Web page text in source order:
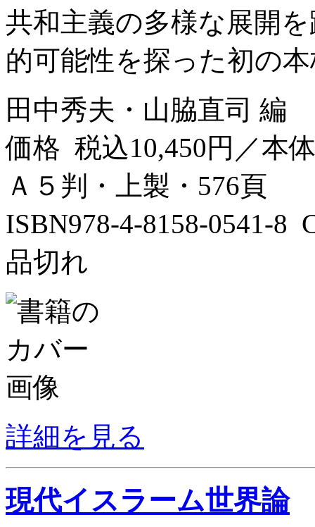
共和主義の多様な展開
的可能性を探った初の
田中秀夫・山脇直司 編
価格 税込10,450円／本
Ａ５判・上製・576頁
ISBN978-4-8158-0541-8
品切れ
詳細を見る
現代イスラーム世界論